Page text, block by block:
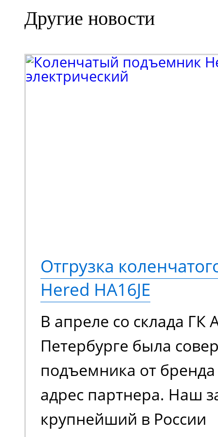
Другие новости
Отгрузка
Hered HA16JE
В апреле со склада ГК
Петербурге была
подъемника от
адрес партнера. Наш
крупнейший в России